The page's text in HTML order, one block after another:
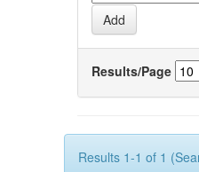
Results/Page
Results 1-1 of 1